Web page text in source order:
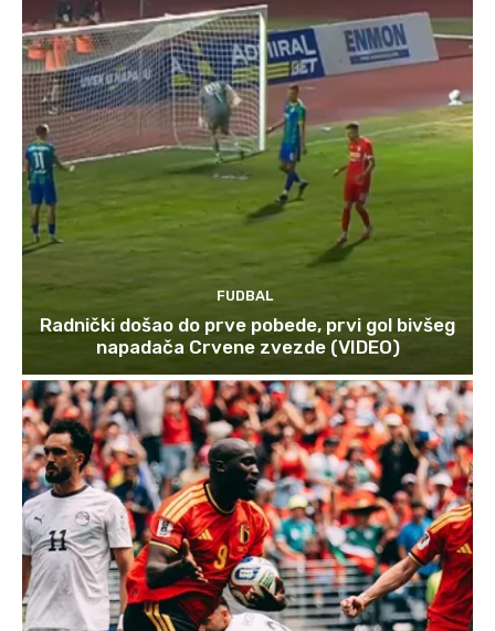
FUDBAL
Radnički došao do prve pobede, prvi gol bivšeg
napadača Crvene zvezde (VIDEO)